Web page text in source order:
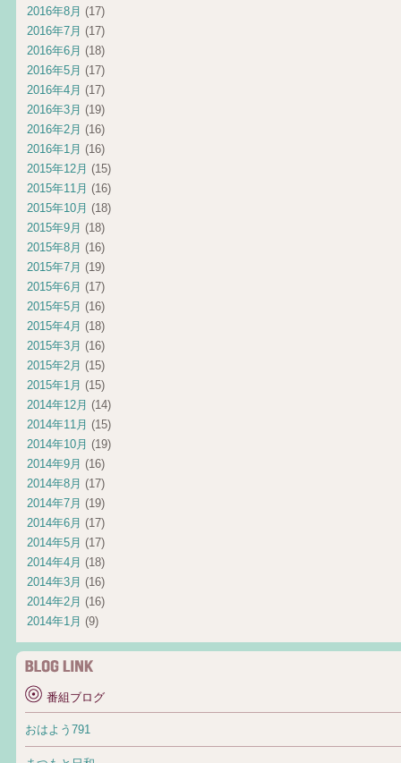
2016年8月 (17)
2016年7月 (17)
2016年6月 (18)
2016年5月 (17)
2016年4月 (17)
2016年3月 (19)
2016年2月 (16)
2016年1月 (16)
2015年12月 (15)
2015年11月 (16)
2015年10月 (18)
2015年9月 (18)
2015年8月 (16)
2015年7月 (19)
2015年6月 (17)
2015年5月 (16)
2015年4月 (18)
2015年3月 (16)
2015年2月 (15)
2015年1月 (15)
2014年12月 (14)
2014年11月 (15)
2014年10月 (19)
2014年9月 (16)
2014年8月 (17)
2014年7月 (19)
2014年6月 (17)
2014年5月 (17)
2014年4月 (18)
2014年3月 (16)
2014年2月 (16)
2014年1月 (9)
番組ブログ
おはよう791